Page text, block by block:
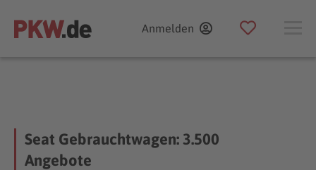
Anmelden
Seat Gebrauchtwagen: 3.500
Angebote